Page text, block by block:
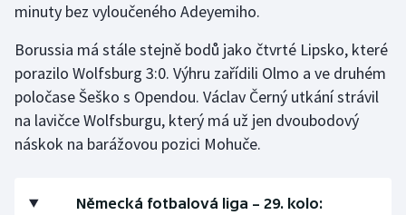
Plavání
Plážový volejbal
Rychlobruslení
minuty bez vyloučeného Adeyemiho.
Borussia má stále stejně bodů jako čtvrté Lipsko, které
porazilo Wolfsburg 3:0. Výhru zařídili Olmo a ve druhém
poločase Šeško s Opendou. Václav Černý utkání strávil
na lavičce Wolfsburgu, který má už jen dvoubodový
náskok na barážovou pozici Mohuče.
Německá fotbalová liga – 29. kolo: